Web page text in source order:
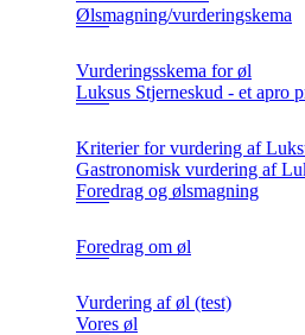
Ølsmagning/vurderingskema
Vurderingsskema for øl
Luksus Stjerneskud - et apro
Kriterier for vurdering af
Gastronomisk vurdering af
Foredrag og ølsmagning
Foredrag om øl
Vurdering af øl (test)
Vores øl